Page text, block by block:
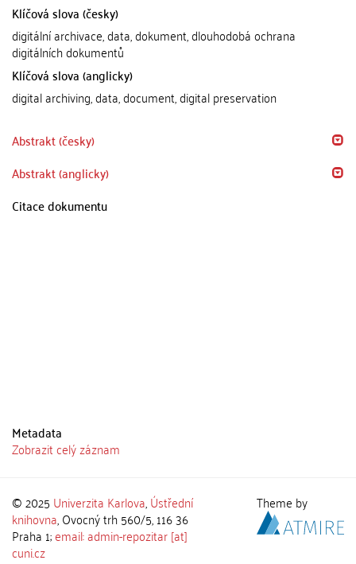
Klíčová slova (česky)
digitální archivace, data, dokument, dlouhodobá ochrana
digitálních dokumentů
Klíčová slova (anglicky)
digital archiving, data, document, digital preservation
Abstrakt (česky)
Abstrakt (anglicky)
Citace dokumentu
Metadata
Zobrazit celý záznam
© 2025 Univerzita Karlova,Ústřední
knihovna, Ovocný trh 560/5, 116 36
Praha 1;email: admin-repozitar [at]
cuni.cz
Theme by